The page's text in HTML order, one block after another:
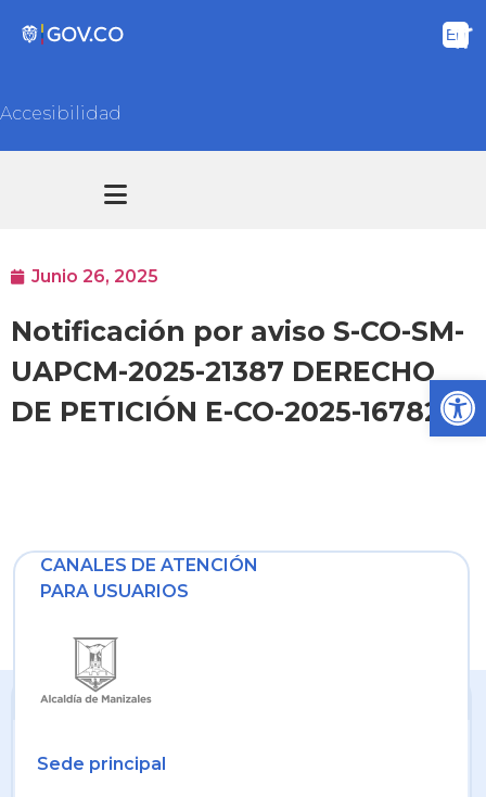
Accesibilidad
Junio 26, 2025
Notificación por aviso S-CO-SM-
UAPCM-2025-21387 DERECHO
DE PETICIÓN E-CO-2025-16782
CANALES DE ATENCIÓN
PARA USUARIOS
Sede principal